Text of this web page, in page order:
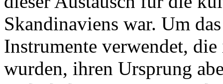
Skandinaviens war. Um
Instrumente verwendet,
wurden, ihren Ursprung